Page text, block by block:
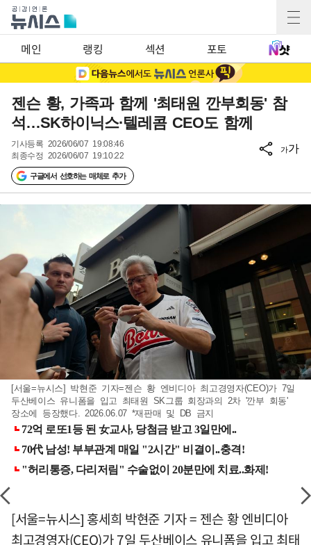
메인 랭킹 섹션 포토
젠슨 황, 가족과 함께 '최태원 깐부회동' 참
석…SK하이닉스·텔레콤 CEO도 함께
기사등록 2026/06/07 19:08:46
최종수정 2026/06/07 19:10:22
구글에서 선호하는 매체로 추가
가가
[서울=뉴시스] 박현준 기자=젠슨 황 엔비디아 최고경영자(CEO)가 7일
두산베이스 유니폼을 입고 최태원 SK그룹 회장과의 2차 '깐부 회동'
장소에 등장했다. 2026.06.07 *재판매 및 DB 금지
[서울=뉴시스] 홍세희 박현준 기자 = 젠슨 황 엔비디아
최고경영자(CEO)가 7일 두산베이스 유니폼을 입고 최태